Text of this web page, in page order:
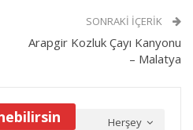
SONRAKI İÇERIK
Arapgir Kozluk Çayı Kanyonu
– Malatya
Herşey